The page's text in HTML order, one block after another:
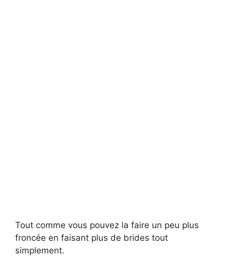
Tout comme vous pouvez la faire un peu plus
froncée en faisant plus de brides tout
simplement.